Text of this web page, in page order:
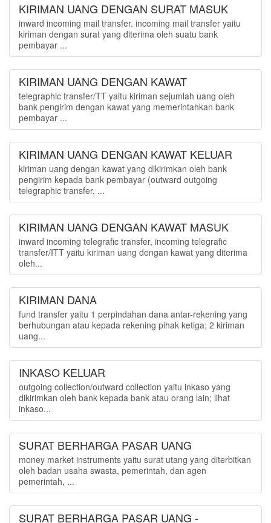
KIRIMAN UANG DENGAN SURAT MASUK
inward incoming mail transfer. incoming mail transfer yaitu
kiriman dengan surat yang diterima oleh suatu bank
pembayar ...
KIRIMAN UANG DENGAN KAWAT
telegraphic transfer/TT yaitu kiriman sejumlah uang oleh
bank pengirim dengan kawat yang memerintahkan bank
pembayar ...
KIRIMAN UANG DENGAN KAWAT KELUAR
kiriman uang dengan kawat yang dikirimkan oleh bank
pengirim kepada bank pembayar (outward outgoing
telegraphic transfer, ...
KIRIMAN UANG DENGAN KAWAT MASUK
inward incoming telegrafic transfer, incoming telegrafic
transfer/ITT yaitu kiriman uang dengan kawat yang diterima
oleh...
KIRIMAN DANA
fund transfer yaitu 1 perpindahan dana antar-rekening yang
berhubungan atau kepada rekening pihak ketiga; 2 kiriman
uang...
INKASO KELUAR
outgoing collection/outward collection yaitu inkaso yang
dikirimkan oleh bank kepada bank atau orang lain; lihat
inkaso...
SURAT BERHARGA PASAR UANG
money market instruments yaitu surat utang yang diterbitkan
oleh badan usaha swasta, pemerintah, dan agen
pemerintah, ...
SURAT BERHARGA PASAR UANG -